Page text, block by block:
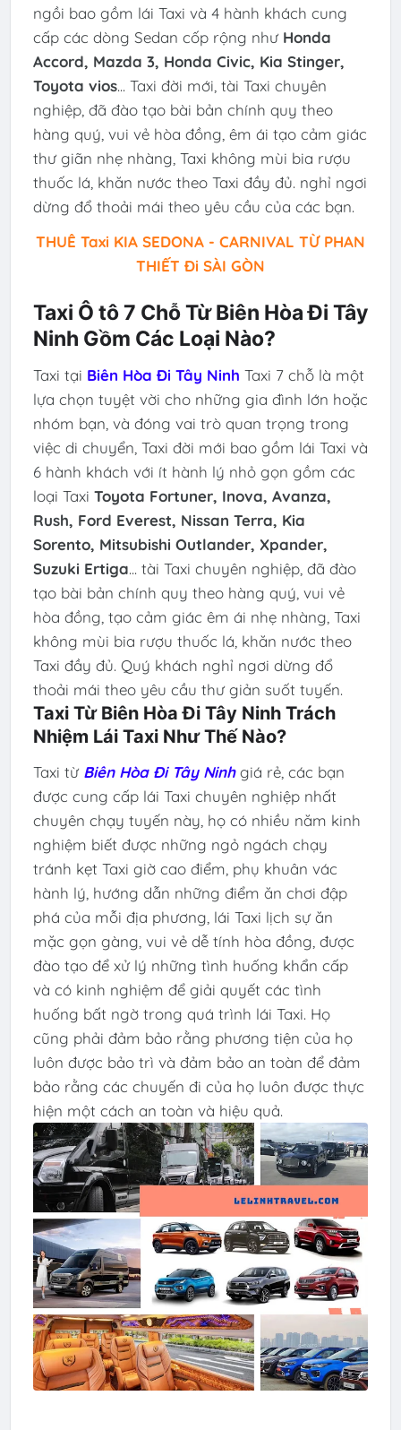
ngồi bao gồm lái Taxi và 4 hành khách cung
cấp các dòng Sedan cốp rộng như Honda
Accord, Mazda 3, Honda Civic, Kia Stinger,
Toyota vios... Taxi đời mới, tài Taxi chuyên
nghiệp, đã đào tạo bài bản chính quy theo
hàng quý, vui vẻ hòa đồng, êm ái tạo cảm giác
thư giãn nhẹ nhàng, Taxi không mùi bia rượu
thuốc lá, khăn nước theo Taxi đầy đủ. nghỉ ngơi
dừng đổ thoải mái theo yêu cầu của các bạn.
THUÊ Taxi KIA SEDONA - CARNIVAL TỪ PHAN
THIẾT Đi SÀI GÒN
Taxi Ô tô 7 Chỗ Từ Biên Hòa Đi Tây
Ninh Gồm Các Loại Nào?
Taxi tại Biên Hòa Đi Tây Ninh Taxi 7 chỗ là một
lựa chọn tuyệt vời cho những gia đình lớn hoặc
nhóm bạn, và đóng vai trò quan trọng trong
việc di chuyển, Taxi đời mới bao gồm lái Taxi và
6 hành khách với ít hành lý nhỏ gọn gồm các
loại Taxi Toyota Fortuner, Inova, Avanza,
Rush, Ford Everest, Nissan Terra, Kia
Sorento, Mitsubishi Outlander, Xpander,
Suzuki Ertiga... tài Taxi chuyên nghiệp, đã đào
tạo bài bản chính quy theo hàng quý, vui vẻ
hòa đồng, tạo cảm giác êm ái nhẹ nhàng, Taxi
không mùi bia rượu thuốc lá, khăn nước theo
Taxi đầy đủ. Quý khách nghỉ ngơi dừng đổ
thoải mái theo yêu cầu thư giản suốt tuyến.
Taxi Từ Biên Hòa Đi Tây Ninh Trách
Nhiệm Lái Taxi Như Thế Nào?
Taxi từ Biên Hòa Đi Tây Ninhgiá rẻ, các bạn
được cung cấp lái Taxi chuyên nghiệp nhất
chuyên chạy tuyến này, họ có nhiều năm kinh
nghiệm biết được những ngỏ ngách chạy
tránh kẹt Taxi giờ cao điểm, phụ khuân vác
hành lý, hướng dẫn những điểm ăn chơi đập
phá của mỗi địa phương, lái Taxi lịch sự ăn
mặc gọn gàng, vui vẻ dễ tính hòa đồng, được
đào tạo để xử lý những tình huống khẩn cấp
và có kinh nghiệm để giải quyết các tình
huống bất ngờ trong quá trình lái Taxi. Họ
cũng phải đảm bảo rằng phương tiện của họ
luôn được bảo trì và đảm bảo an toàn để đảm
bảo rằng các chuyến đi của họ luôn được thực
hiện một cách an toàn và hiệu quả.